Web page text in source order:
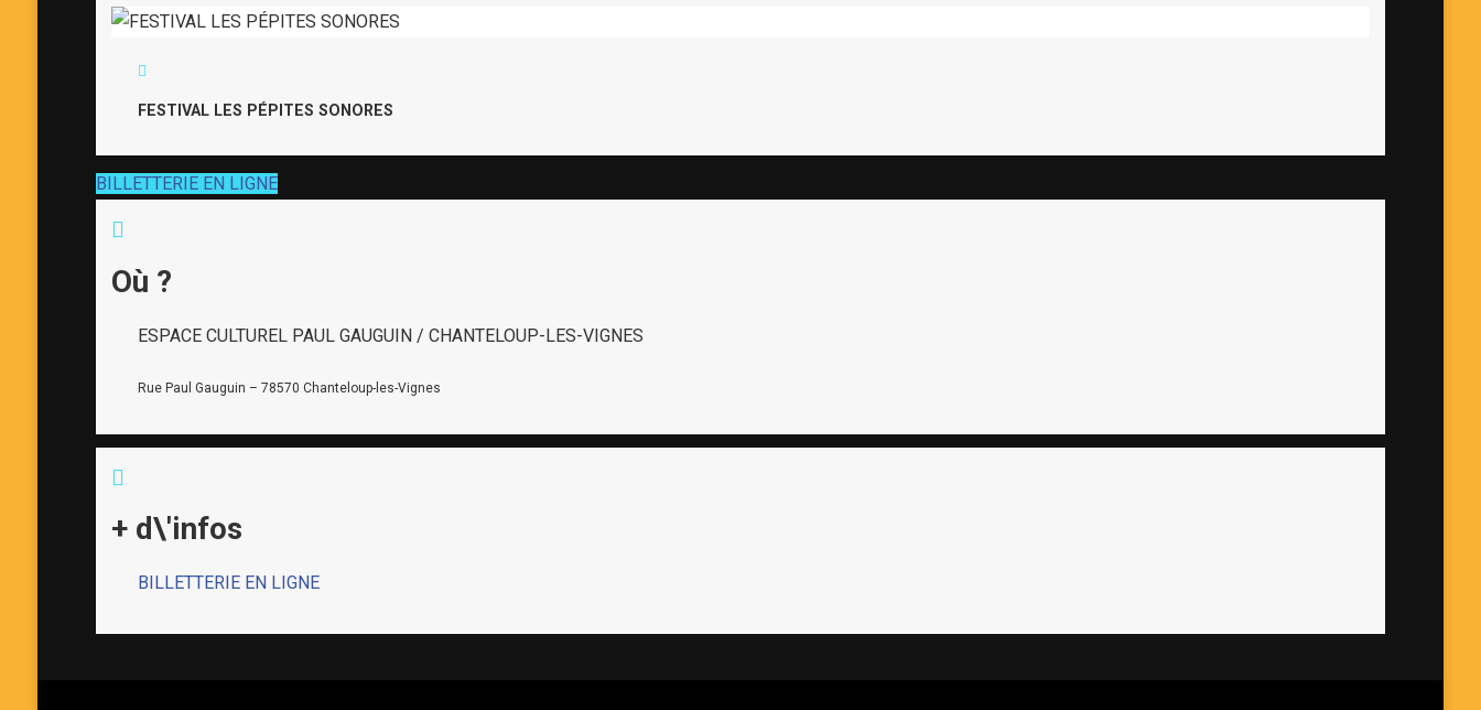
FESTIVAL LES PÉPITES SONORES
BILLETTERIE EN LIGNE
Où ?
ESPACE CULTUREL PAUL GAUGUIN / CHANTELOUP-LES-VIGNES
Rue Paul Gauguin – 78570 Chanteloup-les-Vignes
+ d\'infos
BILLETTERIE EN LIGNE